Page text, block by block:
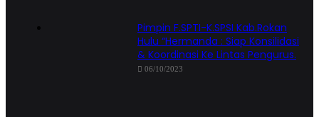
Pimpin F.SPTI-K.SPSI Kab.Rokan
Hulu “Hermanda : Siap Konsilidasi
& Koordinasi Ke Lintas Pengurus.
06/10/2023